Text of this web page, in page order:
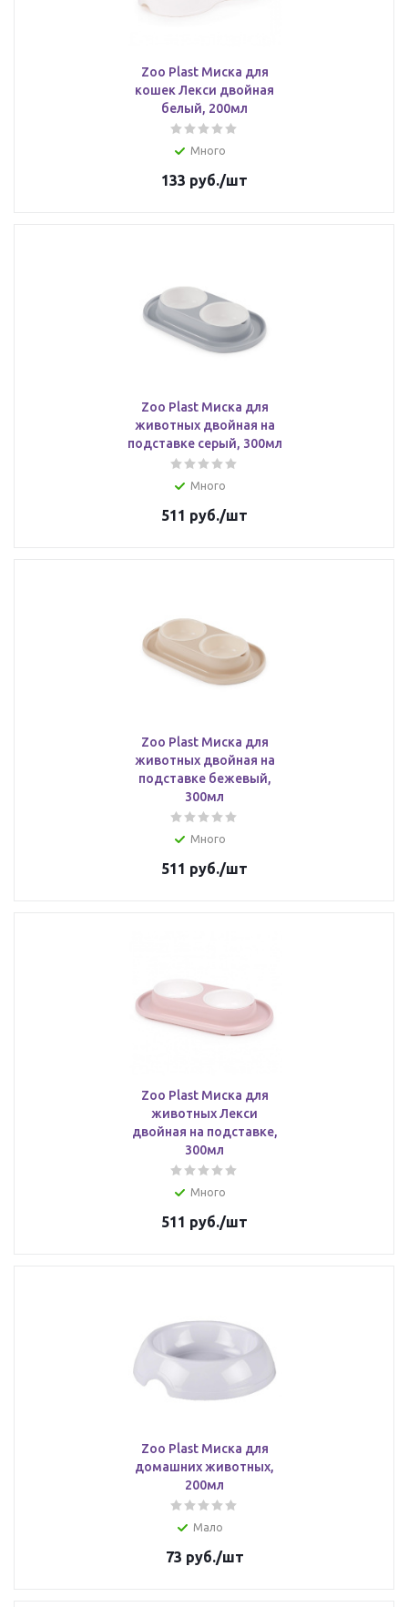
Zoo Plast Миска для
кошек Лекси двойная
белый, 200мл
Много
133 руб./шт
Zoo Plast Миска для
животных двойная на
подставке серый, 300мл
Много
511 руб./шт
Zoo Plast Миска для
животных двойная на
подставке бежевый,
300мл
Много
511 руб./шт
Zoo Plast Миска для
животных Лекси
двойная на подставке,
300мл
Много
511 руб./шт
Zoo Plast Миска для
домашних животных,
200мл
Мало
73 руб./шт